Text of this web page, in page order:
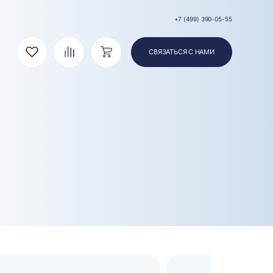
+7 (499) 390-05-55
Избранное СравнениеКорзина СВЯЗАТЬСЯ С НАМИ